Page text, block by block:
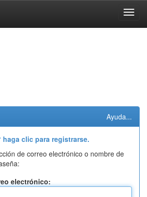
Ayuda...
clic para registrarse.
de correo electrónico o nombre de
electrónico: